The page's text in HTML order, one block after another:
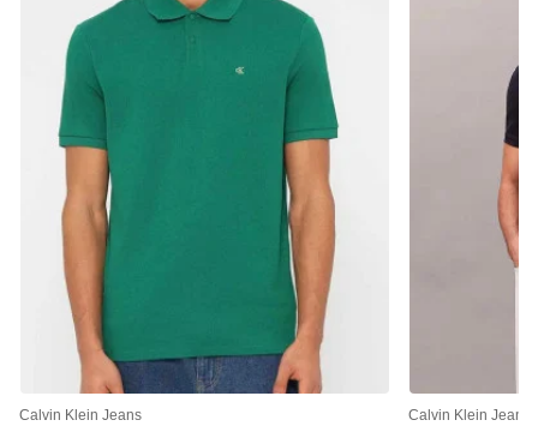
Calvin Klein Jeans Calvin Klein Jeans